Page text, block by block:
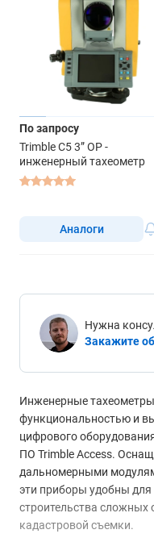
По запросу
Trimble C5 3” OP -
инженерный тахеометр
Аналоги
Нужна
Закажите
Инженерные
функциональностью и
цифрового
ПО Trimble Access.
дальномерными
эти приборы удобны для
строительства сложных
кадастровой съемки.